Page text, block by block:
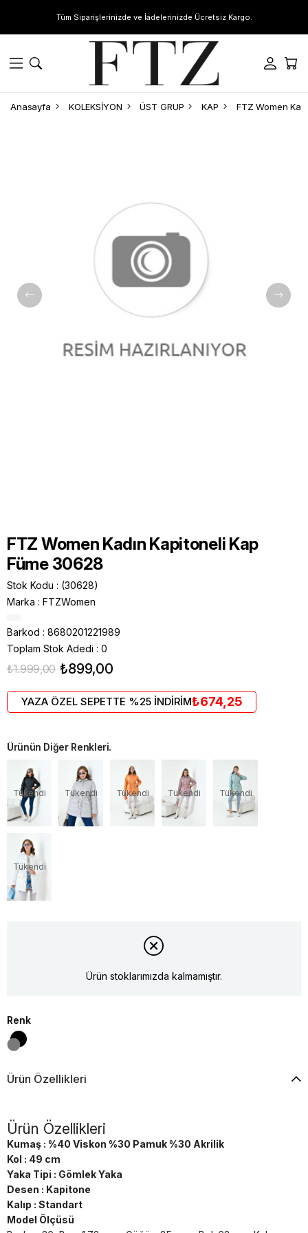
Tüm Siparişlerinizde ve İadelerinizde Ücretsiz Kargo.
Anasayfa KOLEKSİYON ÜST GRUP KAP FTZ Women
FTZ Women Kadın Kapitoneli Kap
Füme 30628
Stok Kodu
(30628)
Marka : FTZWomen
Barkod : 8680201221989
Toplam Stok Adedi : 0
₺1.999,00 ₺899,00
YAZA ÖZEL SEPETTE %25 İNDİRİM₺674,25
Ürünün Diğer Renkleri.
Tükendi Tükendi Tükendi Tükendi Tükendi
Tükendi
Ürün stoklarımızda kalmamıştır.
Renk
Ürün Özellikleri
Ürün Özellikleri
Kumaş : %40 Viskon %30 Pamuk %30 Akrilik
Kol : 49 cm
Yaka Tipi : Gömlek Yaka
Desen : Kapitone
Kalıp : Standart
Model Ölçüsü